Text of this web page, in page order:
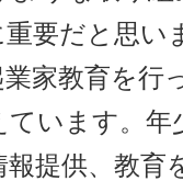
要だと思い
家教育を行
ています。
提供、教育